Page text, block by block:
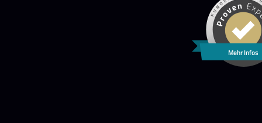
Mehr Infos